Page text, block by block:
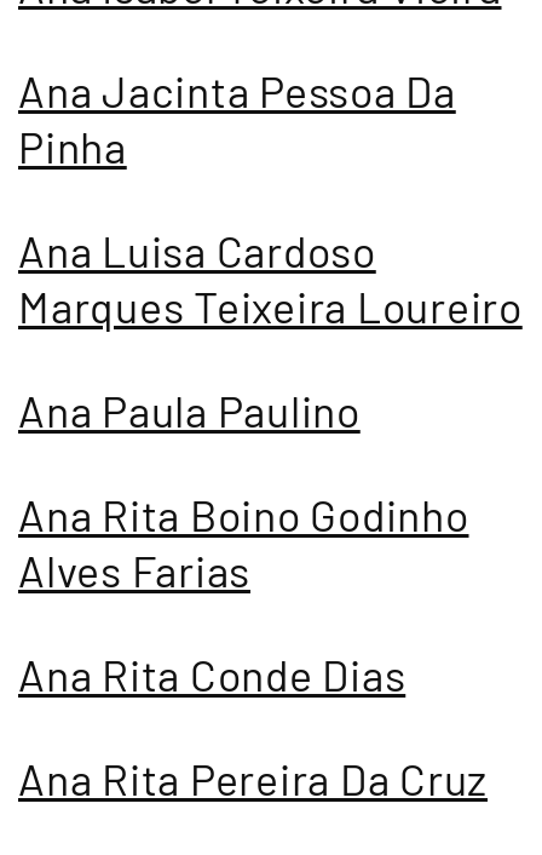
Ana Jacinta Pessoa Da
Pinha
Ana Luisa Cardoso
Marques Teixeira Loureiro
Ana Paula Paulino
Ana Rita Boino Godinho
Alves Farias
Ana Rita Conde Dias
Ana Rita Pereira Da Cruz